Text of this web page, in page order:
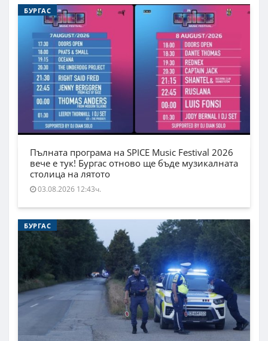
БУРГАС
Пълната програма на SPICE Music Festival 2026
вече е тук! Бургас отново ще бъде музикалната
столица на лятото
03.08.2026 12:43ч.
БУРГАС